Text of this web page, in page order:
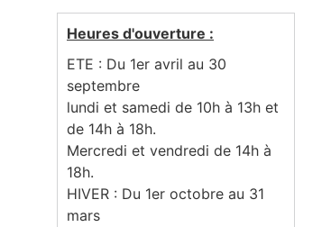
Heures d'ouverture :
ETE : Du 1er avril au 30
septembre
lundi et samedi de 10h à 13h et
de 14h à 18h.
Mercredi et vendredi de 14h à
18h.
HIVER : Du 1er octobre au 31
mars